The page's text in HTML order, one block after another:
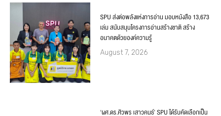
SPU ส่งต่อพลังแห่งการอ่าน มอบหนังสือ 13,673
เล่ม สนับสนุนโครงการอ่านสร้างชาติ สร้าง
อนาคตด้วยองค์ความรู้
August 7, 2026
‘ผศ.ดร.ศิวพร เสาวคนธ์’ SPU ได้รับคัดเลือกเป็น